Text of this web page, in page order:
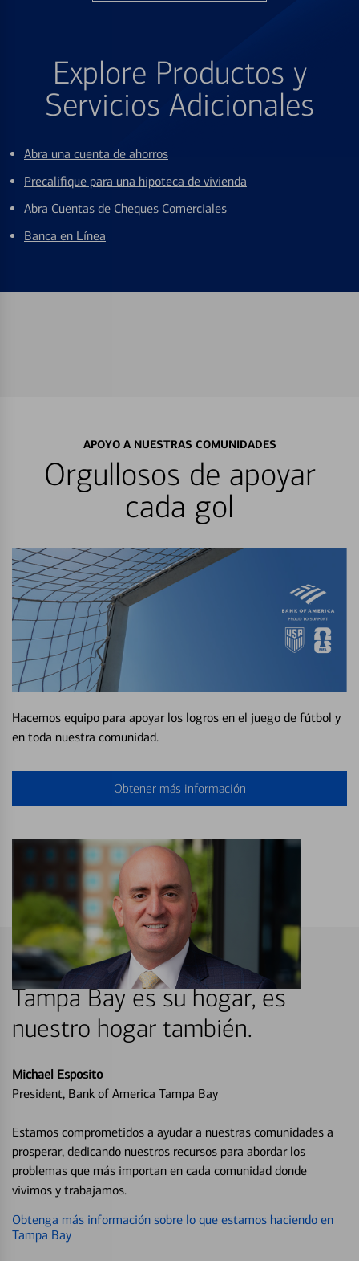
Explore Productos y
Servicios Adicionales
Abra una cuenta de ahorros
Precalifique para una hipoteca de vivienda
Abra Cuentas de Cheques Comerciales
Banca en Línea
APOYO A NUESTRAS COMUNIDADES
Orgullosos de apoyar
cada gol
Hacemos equipo para apoyar los logros en el juego de fútbol y
en toda nuestra comunidad.
Obtener más información
Tampa Bay es su hogar, es
nuestro hogar también.
Michael Esposito
President, Bank of America Tampa Bay
Estamos comprometidos a ayudar a nuestras comunidades a
prosperar, dedicando nuestros recursos para abordar los
problemas que más importan en cada comunidad donde
vivimos y trabajamos.
Obtenga más información sobre lo que estamos haciendo en
Tampa Bay